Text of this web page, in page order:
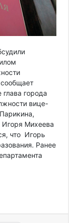
города
вице-
Игоря Михеева
что Игорь
Ранее